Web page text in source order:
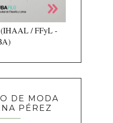
(IHAAL / FFyL -
DE MODA
PÉREZ